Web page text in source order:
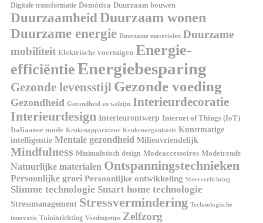
Digitale transformatie Domótica Duurzaam bouwen
Duurzaamheid Duurzaam wonen
Duurzame energie Duurzame materialen Duurzame
mobiliteit Elektrische voertuigen Energie-
efficiëntieEnergiebesparing
Gezonde levensstijl Gezonde voeding
Gezondheid Gezondheid en welzijn Interieurdecoratie
Interieurdesign Interieurontwerp Internet of Things (IoT)
Italiaanse mode Keukenapparatuur Keukenorganisatie Kunstmatige
intelligentie Mentale gezondheid Milieuvriendelijk
Mindfulness Minimalistisch design Modeaccessoires Modetrends
Natuurlijke materialen Ontspanningstechnieken
Persoonlijke groei Persoonlijke ontwikkeling Sfeerverlichting
Slimme technologie Smart home technologie
Stressmanagement Stressvermindering Technologische
innovatie Tuininrichting Voedingstips Zelfzorg